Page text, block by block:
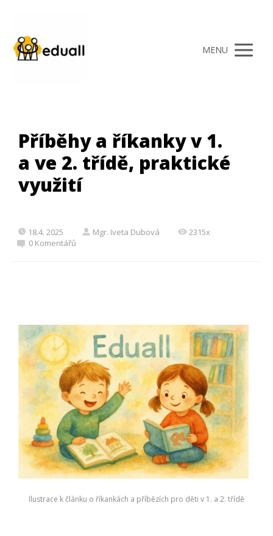
MENU
Příběhy a říkanky v 1.
a ve 2. třídě, praktické
využití
18.4. 2025 Mgr. Iveta Dubová
2315x
0 Komentářů
Ilustrace k článku o říkankách a příbězích pro děti v 1. a 2. třídě